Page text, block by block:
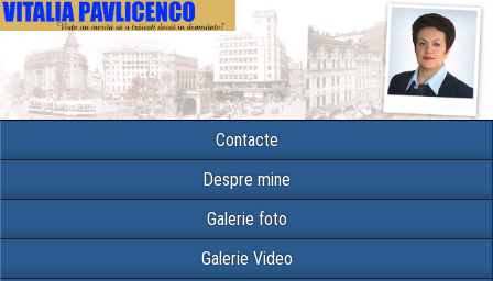
Contacte
Despre mine
Galerie foto
Galerie Video